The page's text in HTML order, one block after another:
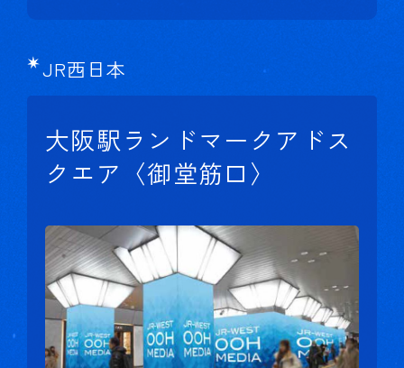
JR西日本
大阪駅ランドマークアドス
クエア〈御堂筋口〉